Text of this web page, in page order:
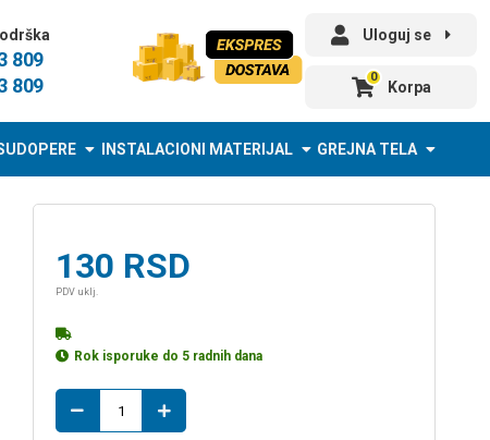
809
809
Uloguj se
0
Korpa
INSTALACIONI MATERIJAL GREJNA TELA
130 RSD
PDV uklj.
Rok isporuke do 5 radnih dana
komad